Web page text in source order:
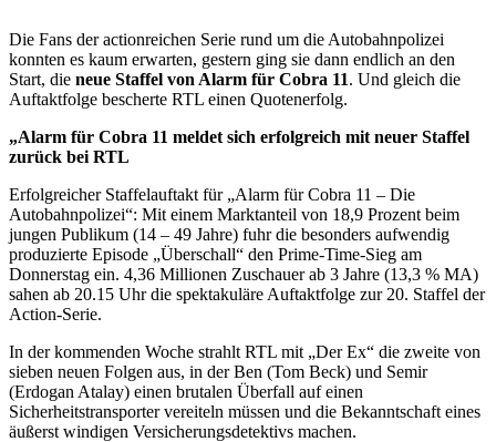
Die Fans der actionreichen Serie rund um die Autobahnpolizei
konnten es kaum erwarten, gestern ging sie dann endlich an den
Start, die neue Staffel von Alarm für Cobra 11. Und gleich die
Auftaktfolge bescherte RTL einen Quotenerfolg.
„Alarm für Cobra 11 meldet sich erfolgreich mit neuer Staffel
zurück bei RTL
Erfolgreicher Staffelauftakt für „Alarm für Cobra 11 – Die
Autobahnpolizei“: Mit einem Marktanteil von 18,9 Prozent beim
jungen Publikum (14 – 49 Jahre) fuhr die besonders aufwendig
produzierte Episode „Überschall“ den Prime-Time-Sieg am
Donnerstag ein. 4,36 Millionen Zuschauer ab 3 Jahre (13,3 % MA)
sahen ab 20.15 Uhr die spektakuläre Auftaktfolge zur 20. Staffel der
Action-Serie.
In der kommenden Woche strahlt RTL mit „Der Ex“ die zweite von
sieben neuen Folgen aus, in der Ben (Tom Beck) und Semir
(Erdogan Atalay) einen brutalen Überfall auf einen
Sicherheitstransporter vereiteln müssen und die Bekanntschaft eines
äußerst windigen Versicherungsdetektivs machen.